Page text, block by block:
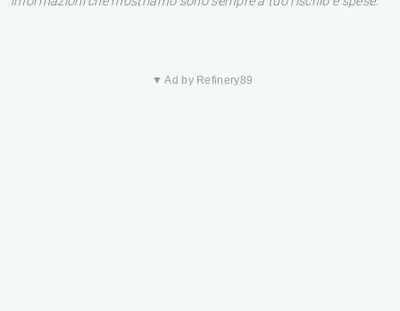
▼ Ad by Refinery89